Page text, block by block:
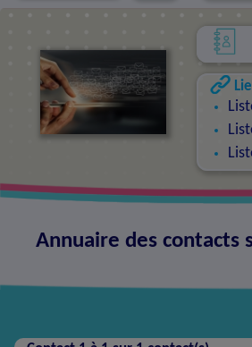
Annuaire des contacts